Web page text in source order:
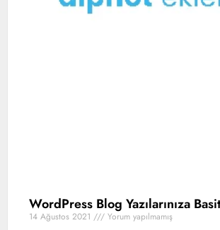
WordPress Blog Yazılarınıza
14 Ağustos 2021 Yorum yapılmamış